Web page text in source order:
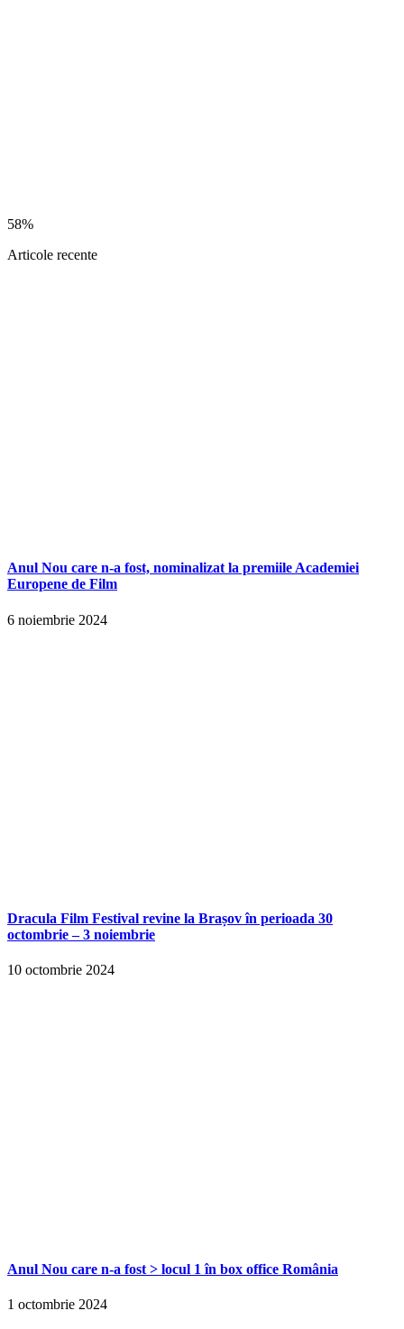
58%
Articole recente
Anul Nou care n-a fost, nominalizat la premiile Academiei
Europene de Film
6 noiembrie 2024
Dracula Film Festival revine la Brașov în perioada 30
octombrie – 3 noiembrie
10 octombrie 2024
Anul Nou care n-a fost > locul 1 în box office România
1 octombrie 2024